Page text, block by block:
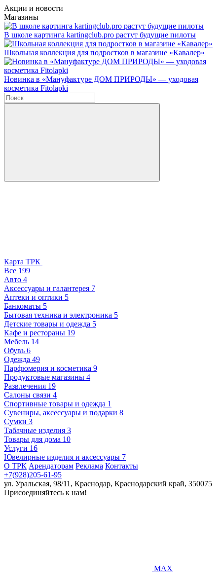
Акции и новости
Магазины
В школе картинга kartingclub.pro растут будущие пилоты
Школьная коллекция для подростков в магазине «Кавалер»
Новинка в «Мануфактуре ДОМ ПРИРОДЫ» — уходовая
косметика Fitolapki
Карта ТРК
Все 199
Авто 4
Аксессуары и галантерея 7
Аптеки и оптики 5
Банкоматы 5
Бытовая техника и электроника 5
Детские товары и одежда 5
Кафе и рестораны 19
Мебель 14
Обувь 6
Одежда 49
Парфюмерия и косметика 9
Продуктовые магазины 4
Развлечения 19
Салоны связи 4
Спортивные товары и одежда 1
Сувениры, аксессуары и подарки 8
Сумки 3
Табачные изделия 3
Товары для дома 10
Услуги 16
Ювелирные изделия и аксессуары 7
О ТРК Арендаторам Реклама Контакты
+7(928)205-61-95
ул. Уральская, 98/11, Краснодар, Краснодарский край, 350075
Присоединяйтесь к нам!
MAX